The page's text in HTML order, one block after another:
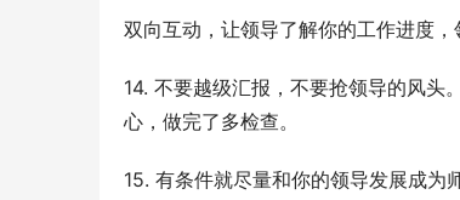
双向互动，让领导了解你的工作进度
14. 不要越级汇报，不要抢领导的风头
心，做完了多检查。
15. 有条件就尽量和你的领导发展成为